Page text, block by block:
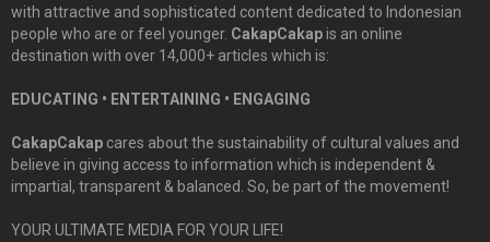
with attractive and sophisticated content dedicated to Indonesian
people who are or feel younger. CakapCakapis an online
destination with over 14,000+ articles which is:
EDUCATING • ENTERTAINING • ENGAGING
CakapCakap cares about the sustainability of cultural values and
believe in giving access to information which is independent &
impartial, transparent & balanced. So, be part of the movement!
YOUR ULTIMATE MEDIA FOR YOUR LIFE!